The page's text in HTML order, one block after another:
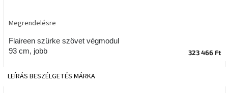
Belső
tavaszi
színekben
Tavasz
az
Flaireen szürke szövet végmodul
93 cm, jobb
Megrendelésre
323 466 Ft
LEÍRÁS BESZÉLGETÉS MÁRKA